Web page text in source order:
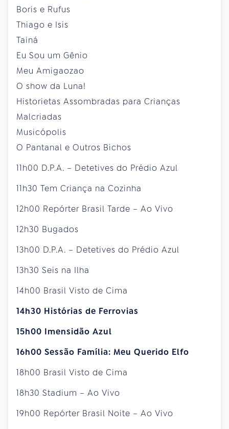
Boris e Rufus
Thiago e Isis
Tainá
Eu Sou um Gênio
Meu Amigaozao
O show da Luna!
Historietas Assombradas para Crianças
Malcriadas
Musicópolis
O Pantanal e Outros Bichos
11h00 D.P.A. – Detetives do Prédio Azul
11h30 Tem Criança na Cozinha
12h00 Repórter Brasil Tarde – Ao Vivo
12h30 Bugados
13h00 D.P.A. – Detetives do Prédio Azul
13h30 Seis na Ilha
14h00 Brasil Visto de Cima
14h30 Histórias de Ferrovias
15h00 Imensidão Azul
16h00 Sessão Família: Meu Querido Elfo
18h00 Brasil Visto de Cima
18h30 Stadium – Ao Vivo
19h00 Repórter Brasil Noite – Ao Vivo